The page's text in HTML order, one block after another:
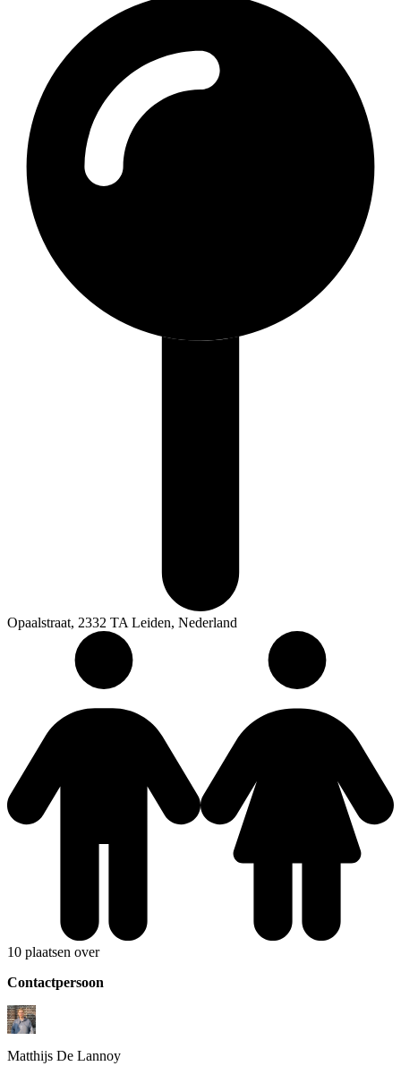
Opaalstraat, 2332 TA Leiden, Nederland
10 plaatsen over
Contactpersoon
Matthijs De Lannoy